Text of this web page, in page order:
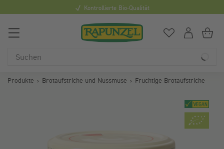
Du hast0
Produkte Brotaufstriche und Nussmuse Fruchtige Brotaufstriche